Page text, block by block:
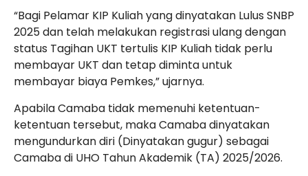
“Bagi Pelamar KIP Kuliah yang dinyatakan Lulus SNBP
2025dan telah melakukan registrasi ulang dengan
status Tagihan UKT tertulis KIP Kuliah tidak perlu
membayar UKT dan tetap diminta untuk
membayar biaya Pemkes,” ujarnya.
Apabila Camaba tidak memenuhi ketentuan-
ketentuan tersebut, maka Camaba dinyatakan
mengundurkan diri (Dinyatakan gugur) sebagai
Camaba di UHO Tahun Akademik (TA) 2025/2026.